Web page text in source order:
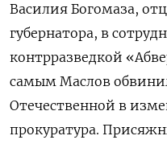
Василия Богомаза,
губернатора, в
контрразведкой
самым Маслов
Отечественной в
прокуратура.